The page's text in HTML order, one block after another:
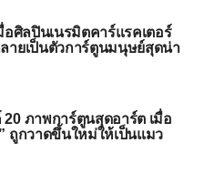
อศิลปินเนรมิตคาร์แรคเตอร์
ลายเป็นตัวการ์ตูนมนุษย์สุดน่า
ภาพการ์ตูนสุดอาร์ต เมื่อ
ถูกวาดขึ้นใหม่ให้เป็นแมว